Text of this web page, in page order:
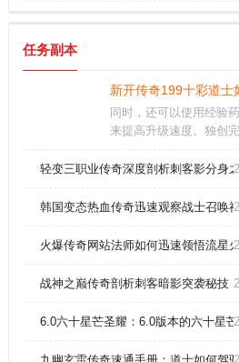
任务副本
新开传奇199十彩道士
同时，还可以使用经验
来提高升级速度。独创
往挑战守门怪,人物觉醒
十足的挑战每个人都可
轻变三职业传奇深度剖析刺客影分身
韩国变态热血传奇迅速观察战士召唤
火爆传奇网站法师如何迅速领悟流星
战神之巅传奇剖析刺客暗影突袭秘技
6.0六十星芒圣耀：6.0版本的六十星